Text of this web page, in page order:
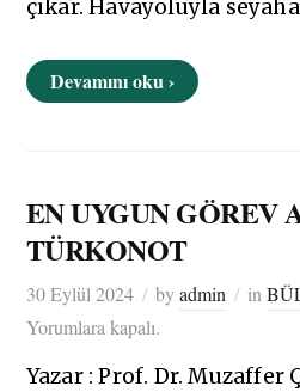
çıkar. Havayoluyla
Devamını oku ›
EN UYGUN GÖREV
TÜRKONOT
30 Eylül 2024 byadmin in
Yorumlara kapalı.
Yazar : Prof. Dr. Muzaffer